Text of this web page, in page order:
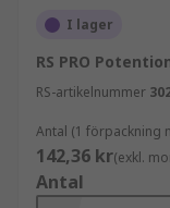
I lager
RS PRO
RS-artikelnummer
Antal (1 förpackning
142,36 kr(exkl.
Antal